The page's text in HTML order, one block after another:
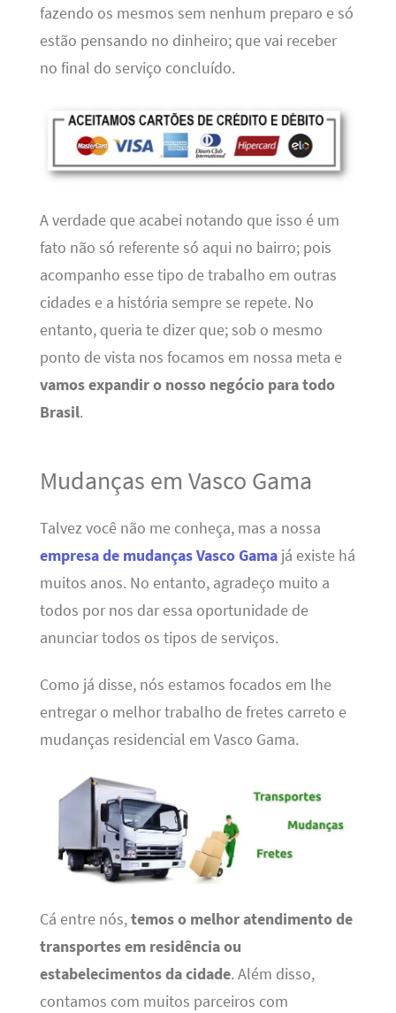
fazendo os mesmos sem nenhum preparo e só
estão pensando no dinheiro; que vai receber
no final do serviço concluído.
A verdade que acabei notando que isso é um
fato não só referente só aqui no bairro; pois
acompanho esse tipo de trabalho em outras
cidades e a história sempre se repete. No
entanto, queria te dizer que; sob o mesmo
ponto de vista nos focamos em nossa meta e
vamos expandir o nosso negócio para todo
Brasil.
Mudanças em Vasco Gama
Talvez você não me conheça, mas a nossa
empresa de mudanças Vasco Gamajá existe há
muitos anos. No entanto, agradeço muito a
todos por nos dar essa oportunidade de
anunciar todos os tipos de serviços.
Como já disse, nós estamos focados em lhe
entregar o melhor trabalho de fretes carreto e
mudanças residencial em Vasco Gama.
Cá entre nós,temos o melhor atendimento de
transportes em residência ou
estabelecimentos da cidade. Além disso,
contamos com muitos parceiros com